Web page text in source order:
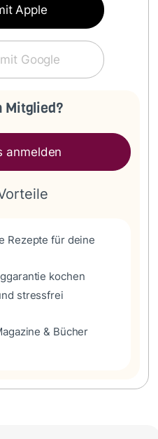
Apple
Google
Mitglied?
anmelden
Rezepte für deine
kochen
stressfrei
& Bücher